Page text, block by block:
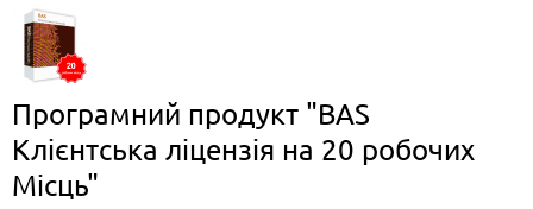
Програмний продукт "BAS
Клієнтська ліцензія на 20 робочих
Місць"